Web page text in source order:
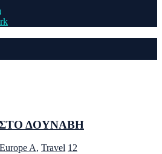
ΔΟΥΝΑΒΗ
Europe A, Travel 12